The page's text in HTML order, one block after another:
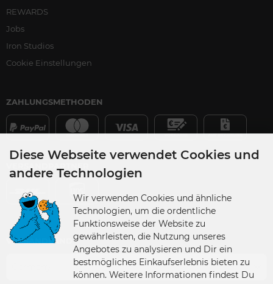
REWARDS
Jobs
Iron Studios
Cookie Einstellungen
ZAHLUNGSMETHODEN
VERSANDLAND
Diese Webseite verwendet Cookies und
andere Technologien
Wir verwenden Cookies und ähnliche
Technologien, um die ordentliche
Funktionsweise der Website zu
gewährleisten, die Nutzung unseres
Angebotes zu analysieren und Dir ein
bestmögliches Einkaufserlebnis bieten zu
können. Weitere Informationen findest Du